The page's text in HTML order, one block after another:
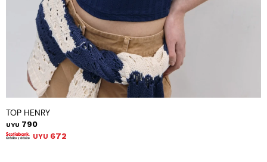
TOP HENRY
UYU 790
UYU 672